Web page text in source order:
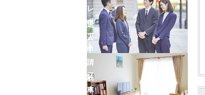
レ
ポ
ー
ト
退
去
申
請
フ
ォ
駐
車